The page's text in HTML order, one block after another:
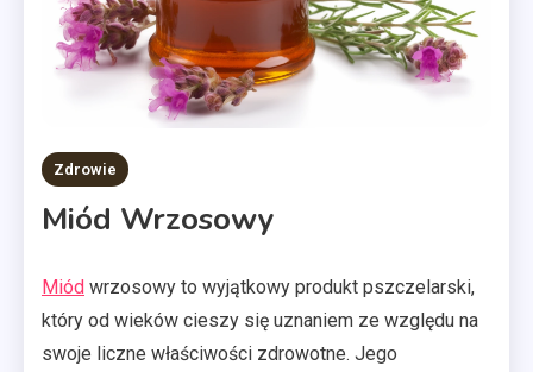
Zdrowie
Miód Wrzosowy
Miód wrzosowy to wyjątkowy produkt pszczelarski,
który od wieków cieszy się uznaniem ze względu na
swoje liczne właściwości zdrowotne. Jego